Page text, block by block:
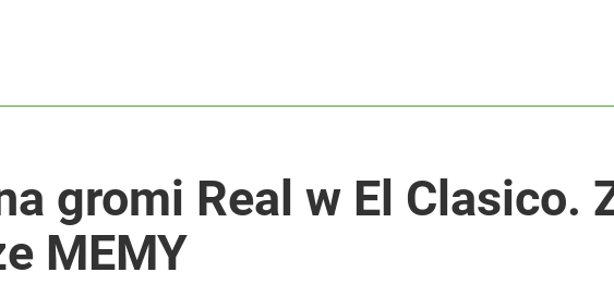
Tak ocenili go Polacy. Sondaż dla „Wprost”
Ministerstwo z błyskawiczną reakcją
gromi Real w El Clasico.
MEMY